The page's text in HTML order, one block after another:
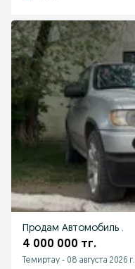
Продам Автомобиль .
4 000 000 тг.
Темиртау - 08 августа 2026 г.